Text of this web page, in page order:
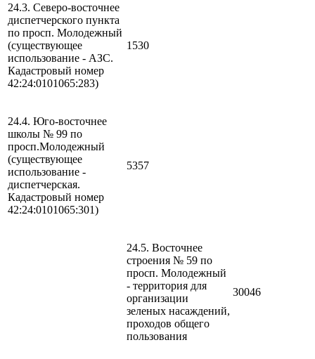
24.3. Северо-восточнее
диспетчерского пункта
по просп. Молодежный
(существующее
использование - АЗС.
Кадастровый номер
42:24:0101065:283)
1530
24.4. Юго-восточнее
школы № 99 по
просп.Молодежный
(существующее
использование -
диспетчерская.
Кадастровый номер
42:24:0101065:301)
5357
24.5. Восточнее
строения № 59 по
просп. Молодежный
- территория для
организации
зеленых насаждений,
проходов общего
пользования
30046